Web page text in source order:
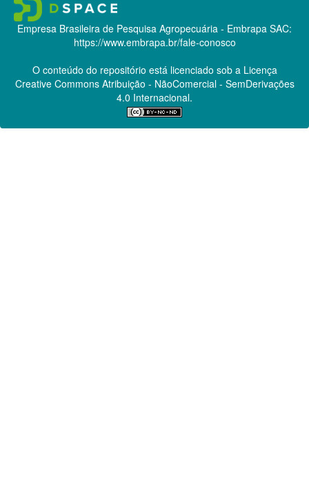
Empresa Brasileira de Pesquisa Agropecuária - Embrapa SAC:
https://www.embrapa.br/fale-conosco
O conteúdo do repositório está licenciado sob a Licença
Creative CommonsAtribuição - NãoComercial - SemDerivações
4.0 Internacional.